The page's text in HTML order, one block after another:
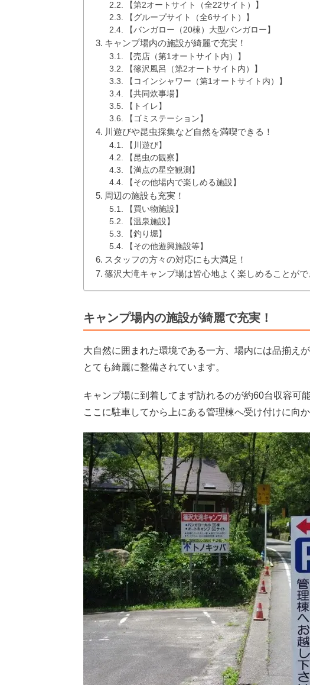
【第2オートサイト（全22サイト）】
【グループサイト（全6サイト）】
【バンガロー（20棟）大型バンガロー】
キャンプ場内の施設が綺麗で充実！
【売店（第1オートサイト内）】
【篠沢風呂（第2オートサイト内）】
【コインシャワー（第1オートサイト内）】
【共同炊事場】
【トイレ】
【ゴミステーション】
川遊びや昆虫採集など自然を満喫できる！
【川遊び】
【昆虫の観察】
【満点の星空観測】
【その他場内で楽しめる施設】
周辺の施設も充実！
【買い物施設】
【温泉施設】
【釣り堀】
【その他遊興施設等】
スタッフの方々の対応にも大満足！
篠沢大滝キャンプ場は皆心地よく楽しめること
キャンプ場内の施設が綺麗で充実！
大自然に囲まれた環境である一方、場内には品揃え
とても綺麗に整備されています。
キャンプ場に到着してまず訪れるのが約60台収容可能
ここに駐車してから上にある管理棟へ受け付けに向か